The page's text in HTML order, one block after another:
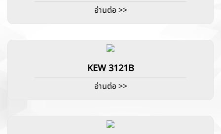
อ่านต่อ >>
KEW 3121B
อ่านต่อ >>